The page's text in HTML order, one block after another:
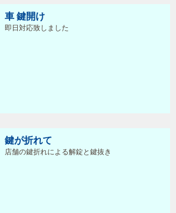
車 鍵開け
即日対応致しました
鍵が折れて
店舗の鍵折れによる解錠と鍵抜き